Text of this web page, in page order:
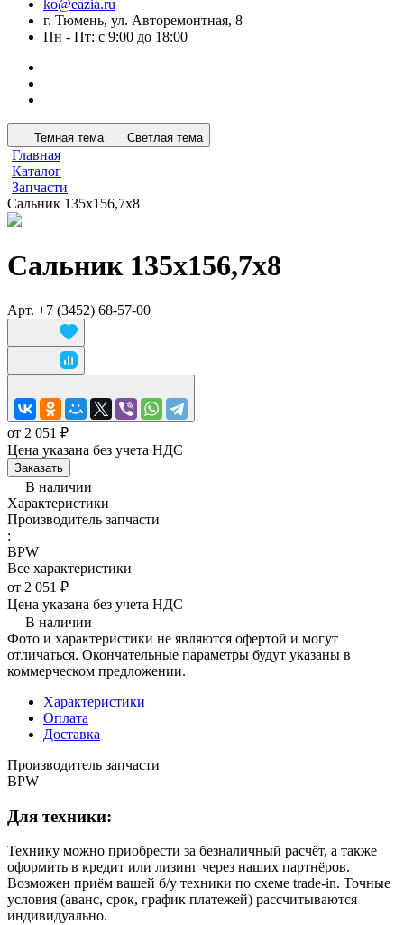
ko@eazia.ru
г. Тюмень, ул. Авторемонтная, 8
Пн - Пт: с 9:00 до 18:00
Темная тема Светлая тема
Главная
Каталог
Запчасти
Сальник 135х156,7х8
Сальник 135х156,7х8
Арт. +7 (3452) 68-57-00
от 2 051 ₽
Цена указана без учета НДС
Заказать
В наличии
Характеристики
Производитель запчасти
:
BPW
Все характеристики
от 2 051 ₽
Цена указана без учета НДС
В наличии
Фото и характеристики не являются офертой и могут
отличаться. Окончательные параметры будут указаны в
коммерческом предложении.
Характеристики
Оплата
Доставка
Производитель запчасти
BPW
Для техники:
Технику можно приобрести за безналичный расчёт, а также
оформить в кредит или лизинг через наших партнёров.
Возможен приём вашей б/у техники по схеме trade-in. Точные
условия (аванс, срок, график платежей) рассчитываются
индивидуально.